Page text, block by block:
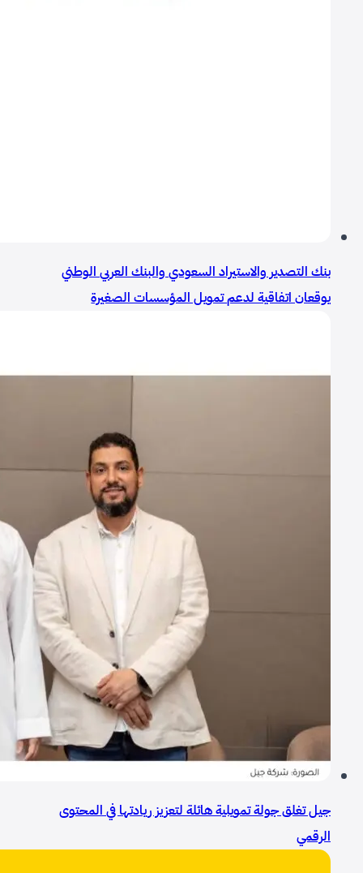
بنك التصدير والاستيراد السعودي والبنك العربي الوطني
يوقعان اتفاقية لدعم تمويل المؤسسات الصغيرة
جيل تغلق جولة تمويلية هائلة لتعزيز ريادتها في المحتوى
الرقمي